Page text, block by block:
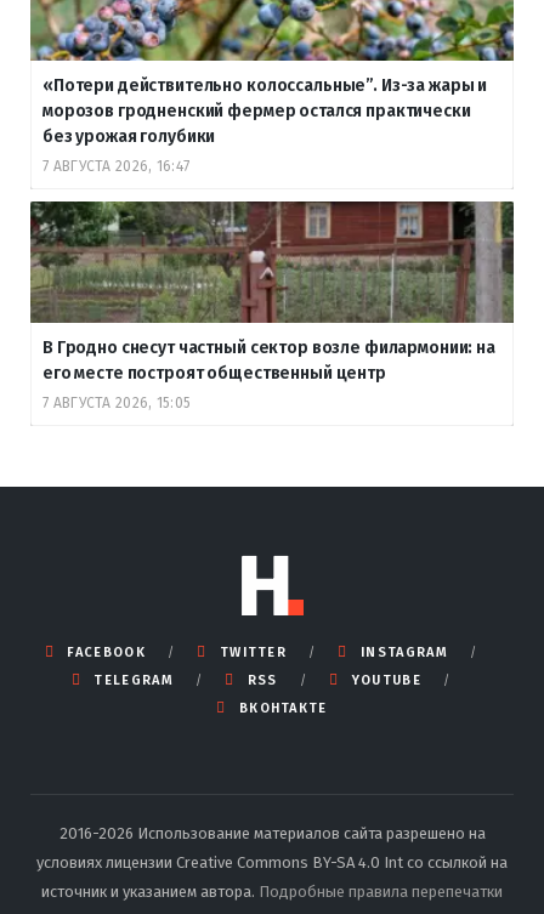
«Потери действительно колоссальные”. Из-за жары и
морозов гродненский фермер остался практически
без урожая голубики
7 АВГУСТА 2026, 16:47
В Гродно снесут частный сектор возле филармонии: на
его месте построят общественный центр
7 АВГУСТА 2026, 15:05
FACEBOOK TWITTER
INSTAGRAM
TELEGRAM
RSS
YOUTUBE
ВКОНТАКТЕ
2016-2026 Использование материалов сайта разрешено на
условиях лицензии Creative Commons BY-SA 4.0 Int со ссылкой на
источник и указанием автора. Подробные правила перепечатки